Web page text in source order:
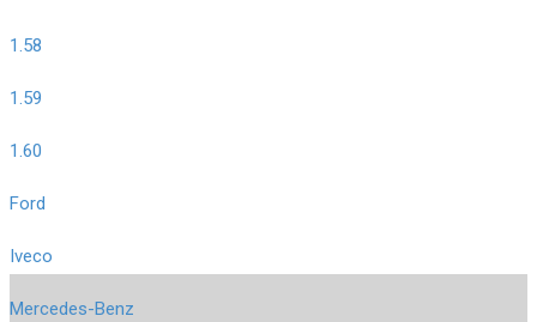
1.58
1.59
1.60
Ford
Iveco
Mercedes-Benz